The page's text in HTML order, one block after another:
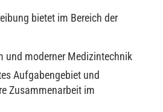
bietet im Bereich der
und moderner Medizintechnik
Aufgabengebiet und
Zusammenarbeit im